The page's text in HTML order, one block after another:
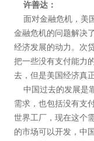
许善达：
面对金融危机，美
金融危机的问题解决
经济发展的动力。次
把一些没有支付能力
去，但是美国经济真
中国过去的发展是
需求，也包括没有支
世界工厂，现在这个
的市场可以开发，中